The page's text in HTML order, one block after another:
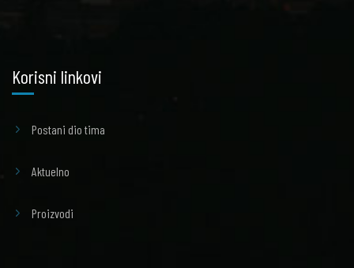
Korisni linkovi
Postani dio tima
Aktuelno
Proizvodi